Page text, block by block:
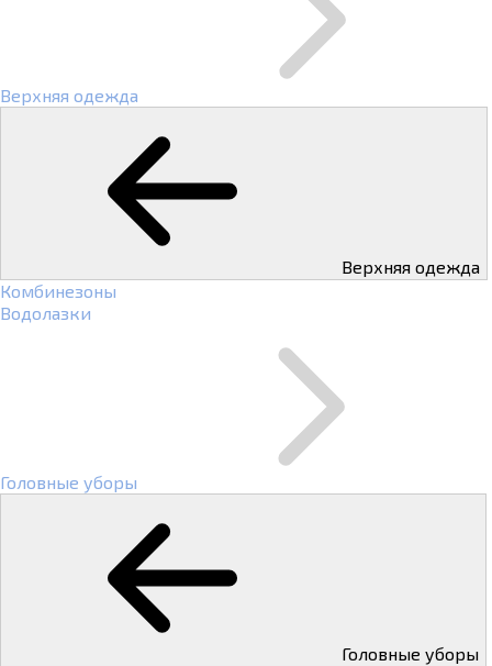
Верхняя одежда
Верхняя одежда
Комбинезоны
Водолазки
Головные уборы
Головные уборы